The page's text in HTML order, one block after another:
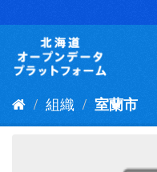
キ
組織 室蘭市